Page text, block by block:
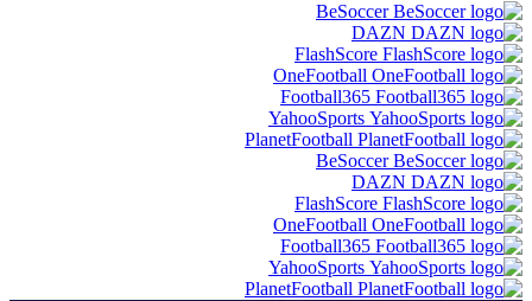
BeSoccer
DAZN
FlashScore
OneFootball
Football365
YahooSports
PlanetFootball
BeSoccer
DAZN
FlashScore
OneFootball
Football365
YahooSports
PlanetFootball